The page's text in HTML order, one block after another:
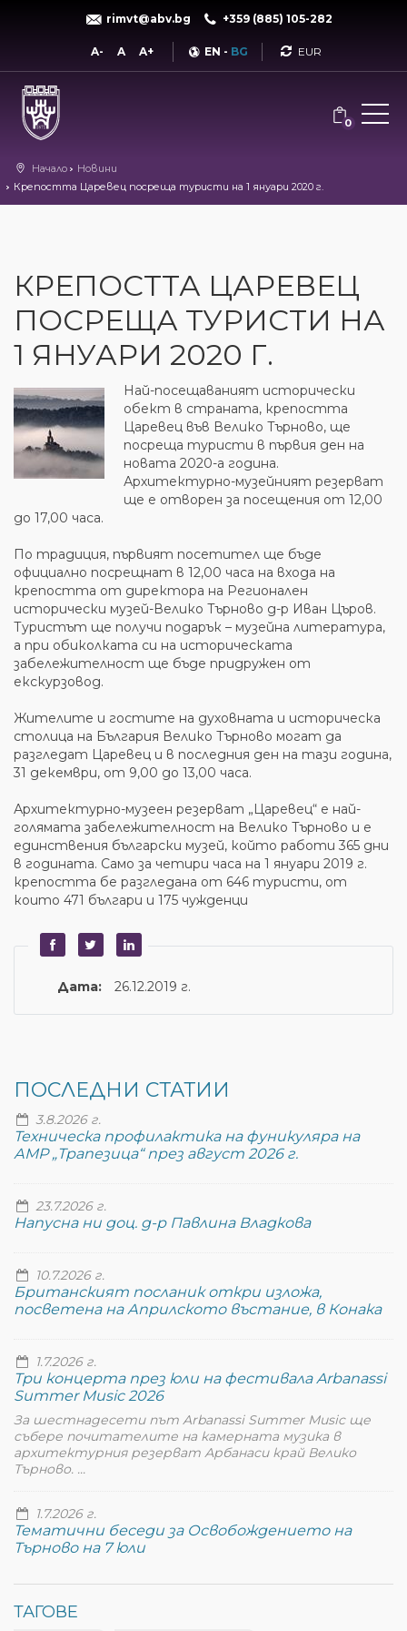
rimvt@abv.bg +359 (885) 105-282
A- A A+ EN - BG Currency
0
Начало
Новини
Крепостта Царевец посреща туристи на 1 януари 2020 г.
КРЕПОСТТА ЦАРЕВЕЦ
ПОСРЕЩА ТУРИСТИ НА
1 ЯНУАРИ 2020 Г.
Най-посещаваният исторически
обект в страната, крепостта
Царевец във Велико Търново, ще
посреща туристи в първия ден на
новата 2020-а година.
Архитектурно-музейният резерват
ще е отворен за посещения от 12,00
до 17,00 часа.
По традиция, първият посетител ще бъде
официално посрещнат в 12,00 часа на входа на
крепостта от директора на Регионален
исторически музей-Велико Търново д-р Иван Църов.
Туристът ще получи подарък – музейна литература,
а при обиколката си на историческата
забележителност ще бъде придружен от
екскурзовод.
Жителите и гостите на духовната и историческа
столица на България Велико Търново могат да
разгледат Царевец и в последния ден на тази година,
31 декември, от 9,00 до 13,00 часа.
Архитектурно-музеен резерват „Царевец“ е най-
голямата забележителност на Велико Търново и е
единствения български музей, който работи 365 дни
в годината. Само за четири часа на 1 януари 2019 г.
крепостта бе разгледана от 646 туристи, от
които 471 българи и 175 чужденци
Дата: 26.12.2019 г.
ПОСЛЕДНИ СТАТИИ
3.8.2026 г.
Техническа профилактика на фуникуляра на
АМР „Трапезица“ през август 2026 г.
23.7.2026 г.
Напусна ни доц. д-р Павлина Владкова
10.7.2026 г.
Британският посланик откри изложа,
посветена на Априлското въстание, в Конака
1.7.2026 г.
Три концерта през юли на фестивала Arbanassi
Summer Music 2026
За шестнадесети път Arbanassi Summer Music ще
събере почитателите на камерната музика в
архитектурния резерват Арбанаси край Велико
Търново. ...
1.7.2026 г.
Тематични беседи за Освобождението на
Търново на 7 юли
ТАГОВЕ